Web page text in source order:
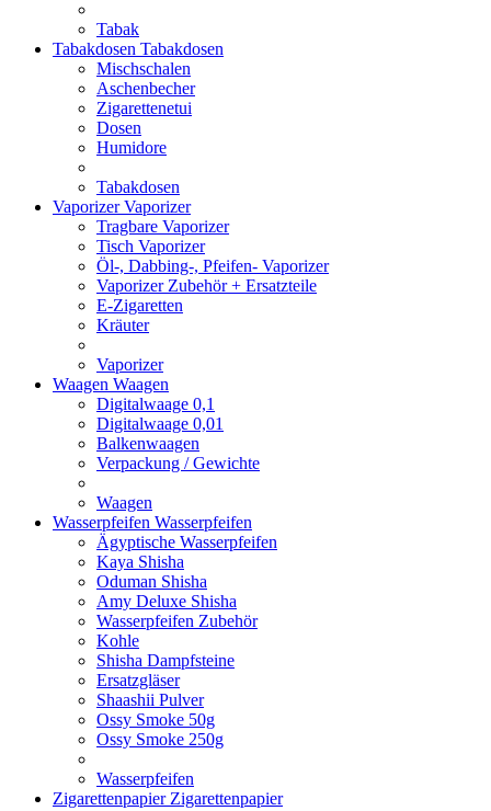
Tabak
Tabakdosen Tabakdosen
Mischschalen
Aschenbecher
Zigarettenetui
Dosen
Humidore
Tabakdosen
VaporizerVaporizer
Tragbare Vaporizer
Tisch Vaporizer
Öl-, Dabbing-, Pfeifen- Vaporizer
Vaporizer Zubehör + Ersatzteile
E-Zigaretten
Kräuter
Vaporizer
Waagen Waagen
Digitalwaage 0,1
Digitalwaage 0,01
Balkenwaagen
Verpackung / Gewichte
Waagen
Wasserpfeifen Wasserpfeifen
Ägyptische Wasserpfeifen
Kaya Shisha
Oduman Shisha
Amy Deluxe Shisha
Wasserpfeifen Zubehör
Kohle
Shisha Dampfsteine
Ersatzgläser
Shaashii Pulver
Ossy Smoke 50g
Ossy Smoke 250g
Wasserpfeifen
Zigarettenpapier Zigarettenpapier